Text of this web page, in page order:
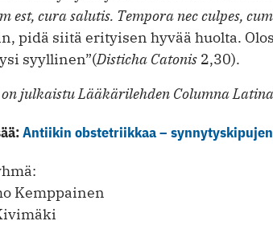
est, cura salutis. Tempora nec culpes,
pidä siitä erityisen ­hyvää huolta.
syyllinen”(Disticha Catonis 2,30).
julkaistu Lääkärilehden Columna
Antiikin obstetriikkaa –
Kemppainen